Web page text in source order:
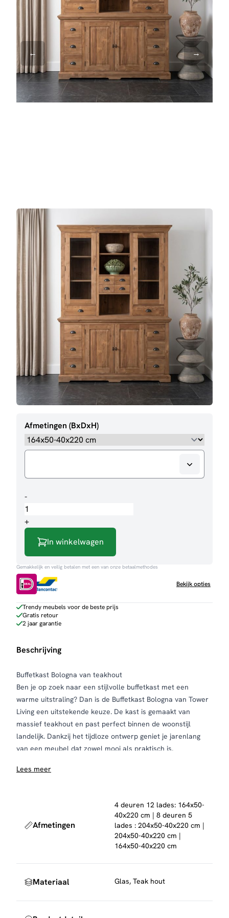
Afmetingen (BxDxH)
-Buffetkast
Bologna
aantal
+
In winkelwagen
Gemakkelijk en veilig betalen met een van onze betaalmethodes
Bekijk opties
Trendy meubels voor de beste prijs
Gratis retour
2 jaar garantie
Beschrijving
Buffetkast Bologna van teakhout
Ben je op zoek naar een stijlvolle buffetkast met een
warme uitstraling? Dan is de Buffetkast Bologna van Tower
Living een uitstekende keuze. De kast is gemaakt van
massief teakhout en past perfect binnen de woonstijl
landelijk. Dankzij het tijdloze ontwerp geniet je jarenlang
van een meubel dat zowel mooi als praktisch is.
De buffetkast biedt volop ruimte om jouw spullen netjes op
formaten, waardoor er altijd een uitvoering is die past bij
jouw interieur.
Gemaakt van hoogwaardig teakhout
Perfect passend binnen de woonstijl landelijk
Lees meer
Afmetingen
4 deuren 12 lades: 164x50-
40x220 cm | 8 deuren 5
lades : 204x50-40x220 cm |
204x50-40x220 cm |
164x50-40x220 cm
Materiaal Glas, Teak hout